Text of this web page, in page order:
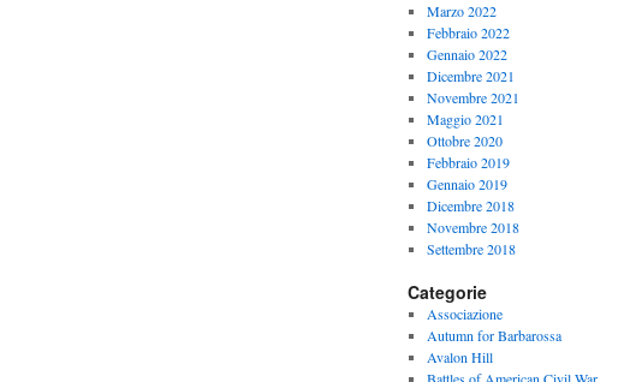
Marzo 2022
Febbraio 2022
Gennaio 2022
Dicembre 2021
Novembre 2021
Maggio 2021
Ottobre 2020
Febbraio 2019
Gennaio 2019
Dicembre 2018
Novembre 2018
Settembre 2018
Categorie
Associazione
Autumn for Barbarossa
Avalon Hill